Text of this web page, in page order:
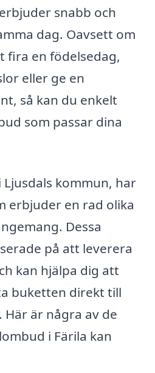
snabb och
dag. Oavsett om
fira en födelsedag,
eller ge en
så kan du enkelt
som passar dina
Ljusdals kommun, har
erbjuder en rad olika
Dessa
på att leverera
kan hjälpa dig att
buketten direkt till
är några av de
i Färila kan